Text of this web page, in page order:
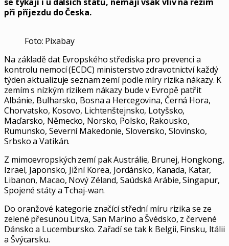
při příjezdu do Česka.
Foto: Pixabay
Na základě dat Evropského střediska pro prevenci a
kontrolu nemocí (ECDC) ministerstvo zdravotnictví každý
týden aktualizuje seznam zemí podle míry rizika nákazy. K
zemím s nízkým rizikem nákazy bude v Evropě patřit
Albánie, Bulharsko, Bosna a Hercegovina, Černá Hora,
Chorvatsko, Kosovo, Lichtenštejnsko, Lotyšsko,
Maďarsko, Německo, Norsko, Polsko, Rakousko,
Rumunsko, Severní Makedonie, Slovensko, Slovinsko,
Srbsko a Vatikán.
Z mimoevropských zemí pak Austrálie, Brunej, Hongkong,
Izrael, Japonsko, Jižní Korea, Jordánsko, Kanada, Katar,
Libanon, Macao, Nový Zéland, Saúdská Arábie, Singapur,
Spojené státy a Tchaj-wan.
Do oranžové kategorie značící střední míru rizika se ze
zelené přesunou Litva, San Marino a Švédsko, z červené
Dánsko a Lucembursko. Zařadí se tak k Belgii, Finsku, Itálii
a Švýcarsku.